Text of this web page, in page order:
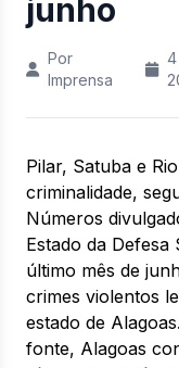
junho
Por
Imprensa
Pilar, Satuba e
criminalidade,
Números
Estado da
último mês de
crimes violentos
estado de
fonte, Alagoas